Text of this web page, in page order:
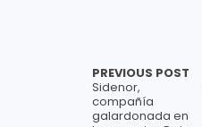
PREVIOUS POST
Sidenor,
compañía
galardonada en